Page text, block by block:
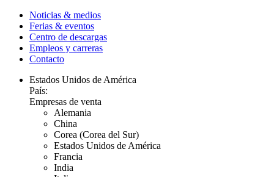
Noticias & medios
Ferias & eventos
Centro de descargas
Empleos y carreras
Contacto
Estados Unidos de América
País:
Empresas de venta
Alemania
China
Corea (Corea del Sur)
Estados Unidos de América
Francia
India